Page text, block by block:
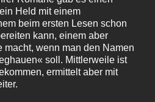
Held mit einem
beim ersten Lesen schon
kann, einem aber
macht, wenn man den Namen
soll. Mittlerweile ist
ermittelt aber mit